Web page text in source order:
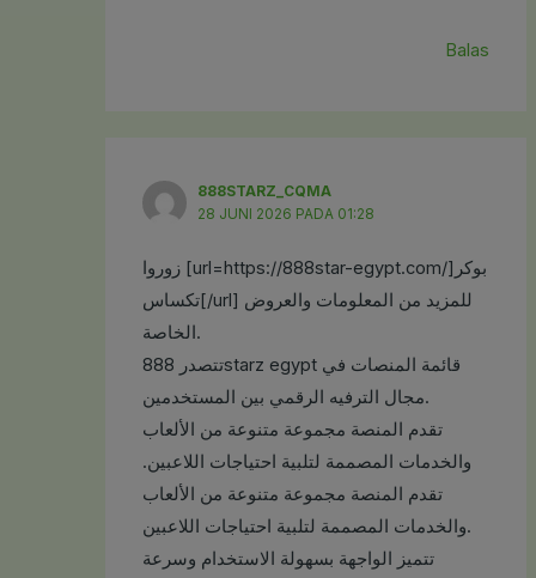
Balas
888STARZ_CQMA
28 JUNI 2026 PADA 01:28
زوروا [url=https://888star-egypt.com/]بوكر
تكساس[/url] للمزيد من المعلومات والعروض
الخاصة.
تتصدر 888starz egypt قائمة المنصات في
مجال الترفيه الرقمي بين المستخدمين.
تقدم المنصة مجموعة متنوعة من الألعاب
والخدمات المصممة لتلبية احتياجات اللاعبين.
تقدم المنصة مجموعة متنوعة من الألعاب
والخدمات المصممة لتلبية احتياجات اللاعبين.
تتميز الواجهة بسهولة الاستخدام وسرعة